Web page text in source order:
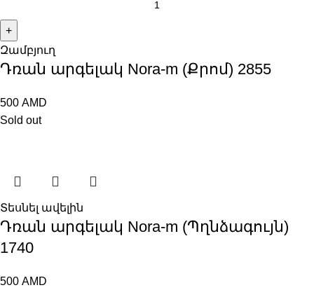
Զամբյուղ
Դռան արգելակ Nora-m (Քրոմ) 2855
500 AMD
Sold out
Տեսնել ավելին
Դռան արգելակ Nora-m (Պղնձագույն)
1740
500 AMD